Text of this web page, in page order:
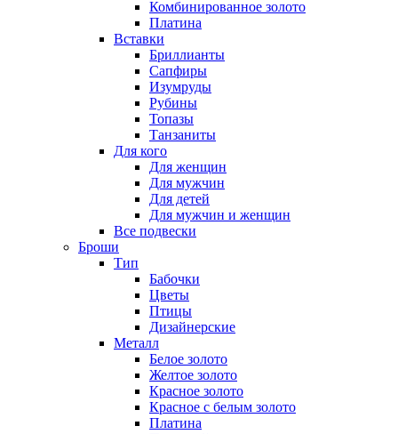
Комбинированное золото
Платина
Вставки
Бриллианты
Сапфиры
Изумруды
Рубины
Топазы
Танзаниты
Для кого
Для женщин
Для мужчин
Для детей
Для мужчин и женщин
Все подвески
Броши
Тип
Бабочки
Цветы
Птицы
Дизайнерские
Металл
Белое золото
Желтое золото
Красное золото
Красное с белым золото
Платина